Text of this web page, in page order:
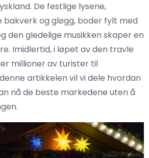
De festlige lysene,
bakverk og gløgg, boder fylt med
den gledelige musikken skaper en
Imidlertid, i løpet av den travle
millioner av turister til
artikkelen vil vi dele hvordan
nå de beste markedene uten å